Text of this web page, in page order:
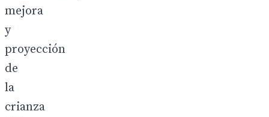
mejora
y
proyección
de
la
crianza